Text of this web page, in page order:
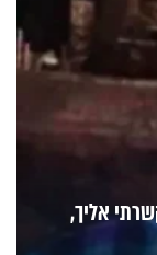
אליך,